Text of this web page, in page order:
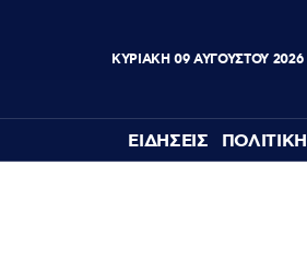
ΚΥΡΙΑΚΗ 09 ΑΥΓΟΥΣΤΟΥ 2026
ΕΙΔΗΣΕΙΣ ΠΟΛΙΤΙΚΗ